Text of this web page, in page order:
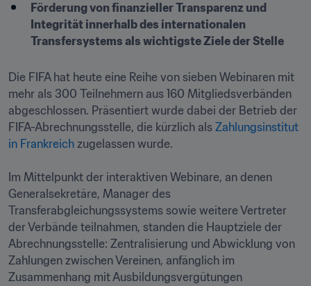
Förderung von finanzieller Transparenz und
Integrität innerhalb des internationalen
Transfersystems als wichtigste Ziele der Stelle
Die FIFA hat heute eine Reihe von sieben Webinaren mit
mehr als 300 Teilnehmern aus 160 Mitgliedsverbänden
abgeschlossen. Präsentiert wurde dabei der Betrieb der
FIFA-Abrechnungsstelle, die kürzlich als Zahlungsinstitut
in Frankreich zugelassen wurde.
Im Mittelpunkt der interaktiven Webinare, an denen
Generalsekretäre, Manager des
Transferabgleichungssystems sowie weitere Vertreter
der Verbände teilnahmen, standen die Hauptziele der
Abrechnungsstelle: Zentralisierung und Abwicklung von
Zahlungen zwischen Vereinen, anfänglich im
Zusammenhang mit Ausbildungsvergütungen